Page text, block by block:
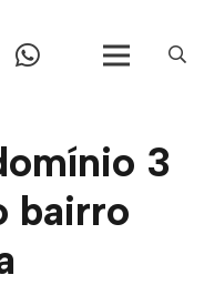
3
bairro